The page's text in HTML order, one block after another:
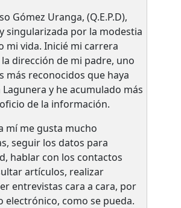
Gómez Uranga, (Q.E.P.D),
singularizada por la modestia
mi vida. Inicié mi carrera
dirección de mi padre, uno
más reconocidos que haya
y he acumulado más
de la información.
mí me gusta mucho
seguir los datos para
hablar con los contactos
artículos, realizar
entrevistas cara a cara, por
electrónico, como se pueda.